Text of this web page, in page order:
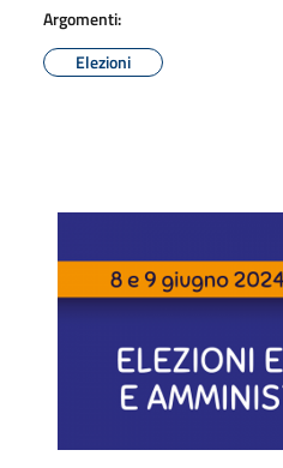
Argomenti:
Elezioni